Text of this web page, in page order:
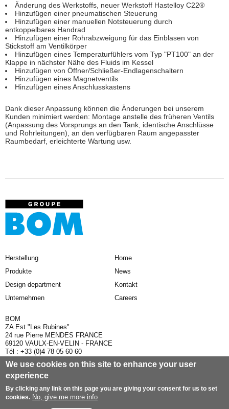
Änderung des Werkstoffs, neuer Werkstoff Hastelloy C22®
Hinzufügen einer pneumatischen Steuerung
Hinzufügen einer manuellen Notsteuerung durch
entkoppelbares Handrad
Hinzufügen einer Rohrabzweigung für das Einblasen von
Stickstoff am Ventilkörper
Hinzufügen eines Temperaturfühlers vom Typ "PT100" an der
Klappe in nächster Nähe des Fluids im Kessel
Hinzufügen von Öffner/Schließer-Endlagenschaltern
Hinzufügen eines Magnetventils
Hinzufügen eines Anschlusskastens
Dank dieser Anpassung können die Änderungen bei unserem
Kunden minimiert werden: Montage anstelle des früheren Ventils
(Anpassung des Vorsprungs an den Tank, identische Anschlüsse
und Rohrleitungen), an den verfügbaren Raum angepasster
Raumbedarf, erleichterte Wartung usw.
Herstellung
Produkte
Design department
Unternehmen
Home
News
Kontakt
Careers
BOM
ZA Est "Les Rubines"
24 rue Pierre MENDES FRANCE
69120 VAULX-EN-VELIN - FRANCE
Tél : +33 (0)4 78 05 60 60
Fax :+33 (0)4 78 05 60 69
Sitemap Legal information and GTS
We use cookies on this site to enhance your user
experience
By clicking any link on this page you are giving your consent for us to set
cookies. No, give me more info